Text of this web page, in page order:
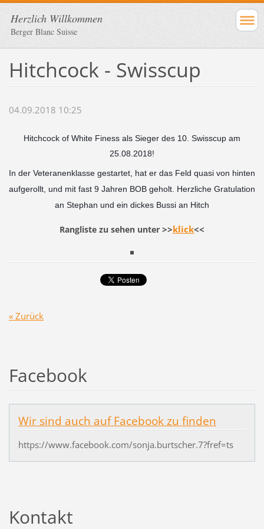
Herzlich Willkommen
Berger Blanc Suisse
Hitchcock - Swisscup
04.09.2018 10:25
Hitchcock of White Finess als Sieger des 10. Swisscup am
25.08.2018!
In der Veteranenklasse gestartet, hat er das Feld quasi von hinten
aufgerollt, und mit fast 9 Jahren BOB geholt. Herzliche Gratulation
an Stephan und ein dickes Bussi an Hitch
Rangliste zu sehen unter >>klick<<
« Zurück
Facebook
Wir sind auch auf Facebook zu finden
https://www.facebook.com/sonja.burtscher.7?fref=ts
Kontakt